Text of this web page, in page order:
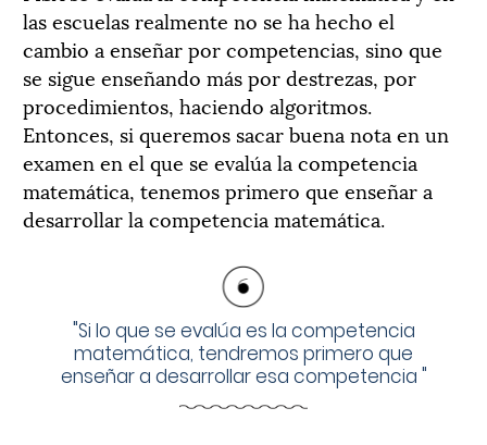
las escuelas realmente no se ha hecho el
cambio a enseñar por competencias, sino que
se sigue enseñando más por destrezas, por
procedimientos, haciendo algoritmos.
Entonces, si queremos sacar buena nota en un
examen en el que se evalúa la competencia
matemática, tenemos primero que enseñar a
desarrollar la competencia matemática.
"Si lo que se evalúa es la competencia
matemática, tendremos primero que
enseñar a desarrollar esa competencia "